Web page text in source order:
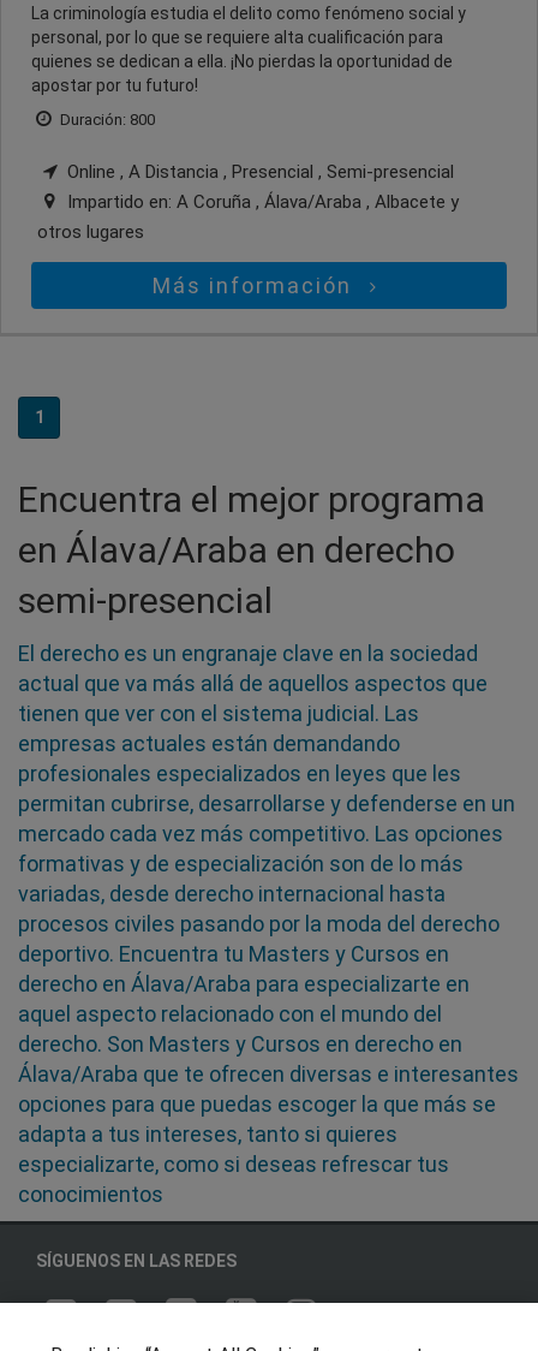
La criminología estudia el delito como fenómeno social y
personal, por lo que se requiere alta cualificación para
quienes se dedican a ella. ¡No pierdas la oportunidad de
apostar por tu futuro!
Duración: 800
Online , A Distancia , Presencial , Semi-presencial
Impartido en: A Coruña , Álava/Araba , Albacete y
otros lugares
Más información
1
Encuentra el mejor programa
en Álava/Araba en derecho
semi-presencial
El derecho es un engranaje clave en la sociedad
actual que va más allá de aquellos aspectos que
tienen que ver con el sistema judicial. Las
empresas actuales están demandando
profesionales especializados en leyes que les
permitan cubrirse, desarrollarse y defenderse en un
mercado cada vez más competitivo. Las opciones
formativas y de especialización son de lo más
variadas, desde derecho internacional hasta
procesos civiles pasando por la moda del derecho
deportivo. Encuentra tu Masters y Cursos en
derecho en Álava/Araba para especializarte en
aquel aspecto relacionado con el mundo del
derecho. Son Masters y Cursos en derecho en
Álava/Araba que te ofrecen diversas e interesantes
opciones para que puedas escoger la que más se
adapta a tus intereses, tanto si quieres
especializarte, como si deseas refrescar tus
conocimientos
SÍGUENOS EN LAS REDES